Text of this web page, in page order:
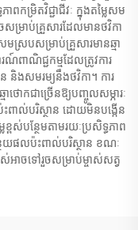
កម្រិត​វិជ្ជាជីវៈ ក្នុង​តម្លៃ​សម
សម្រាប់​គ្រួសារ​ដែល​មាន​ថវិកា​
សមស្រប​សម្រាប់​គ្រួសារ​មាន​ឆ្មា
ណ៍​ពាណិជ្ជកម្ម​ដែល​ត្រូវការ​
និង​សមរម្យ​នឹង​ថវិកា។ ការ​
ថោក​ជាច្រើន​ឱ្យ​បញ្ចូល​សម្ភារៈ​
ពាល់​បរិស្ថាន ដោយ​មិន​បង្កើន​
ពស់​បន្ថែម​តាមរយៈ​ប្រសិទ្ធភាព​
ថយ​ផលប៉ះពាល់​បរិស្ថាន ខណៈ​
ស់​អាច​ទៅរួច​សម្រាប់​ម្ចាស់សត្វ​